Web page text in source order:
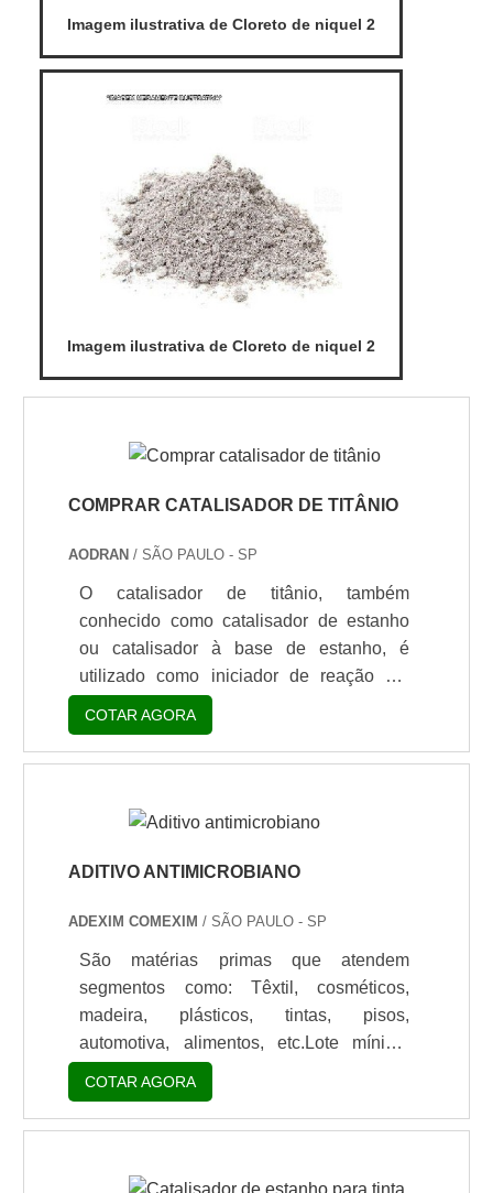
Imagem ilustrativa de Cloreto de niquel 2
Imagem ilustrativa de Cloreto de niquel 2
COMPRAR CATALISADOR DE TITÂNIO
AODRAN / SÃO PAULO - SP
O catalisador de titânio, também
conhecido como catalisador de estanho
ou catalisador à base de estanho, é
utilizado como iniciador de reação em
alguns tipos de tintas e resinas à base de
solventes. Esse produto consegue
promover reações de forma bastante
velocidade da reação por meio da
ser utilizado para promover reações em
FACILMENTE SOLÚVEL EM
ÉSTERESComprar catalisador de t.
COTAR AGORA
ADITIVO ANTIMICROBIANO
ADEXIM COMEXIM / SÃO PAULO - SP
São matérias primas que atendem
segmentos como: Têxtil, cosméticos,
madeira, plásticos, tintas, pisos,
automotiva, alimentos, etc.Lote mínimo
de: 1 embalagem - 20kgPrincipais
aplicaçõesO vidro é considerado como
um material de alta inércia química devido
possível reduzir esta inércia química pela
COTAR AGORA